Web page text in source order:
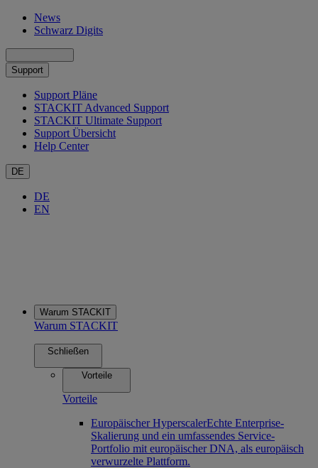
News
Schwarz Digits
Support
Support Pläne
STACKIT Advanced Support
STACKIT Ultimate Support
Support Übersicht
Help Center
DE
DE
EN
Warum STACKIT
Warum STACKIT
Schließen
Vorteile
Vorteile
Europäischer HyperscalerEchte Enterprise-
Skalierung und ein umfassendes Service-
Portfolio mit europäischer DNA, als europäisch
verwurzelte Plattform.